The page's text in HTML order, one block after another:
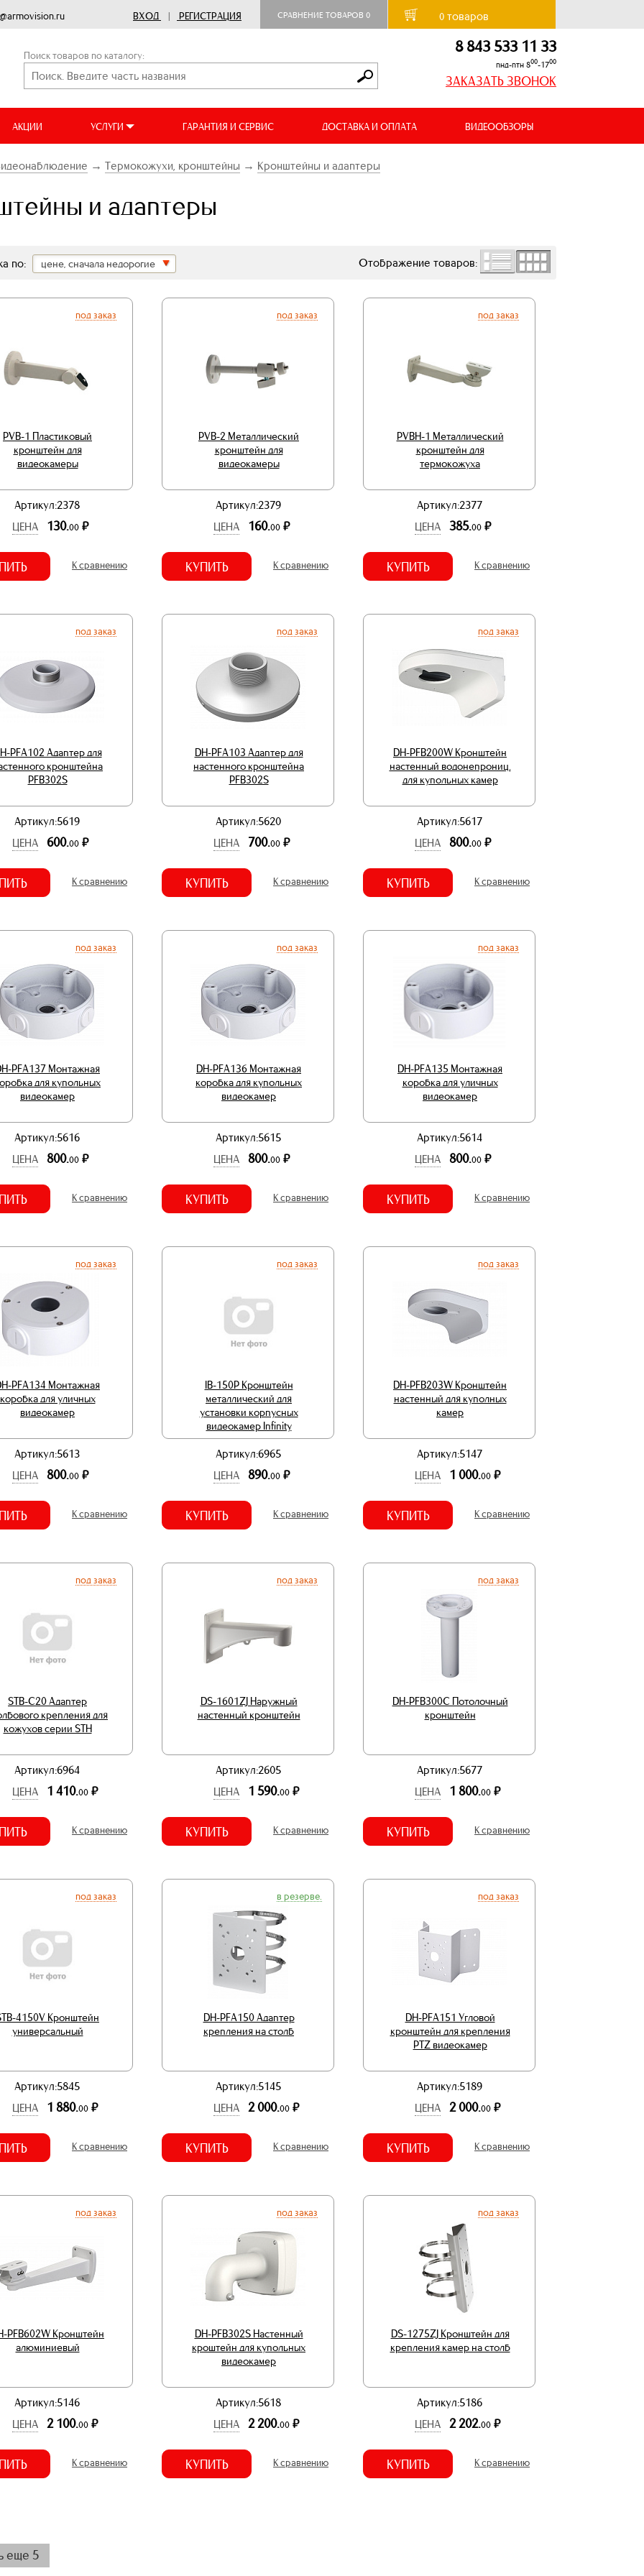
ВХОД | РЕГИСТРАЦИЯ СРАВНЕНИЕ ТОВАРОВ 0 0товаров
Поиск товаров по каталогу: 8 843 533 11 33
пнд-птн 800-1700
ЗАКАЗАТЬ ЗВОНОК
АКЦИИ УСЛУГИ ГАРАНТИЯ И СЕРВИС ДОСТАВКА И ОПЛАТА ВИДЕООБЗОРЫ
→ Термокожухи, кронштейны → Кронштейны и адаптеры
и адаптеры
Отображение товаров:
по: цене, сначала недорогие
под заказ
PVB-1 Пластиковый
кронштейн для
видеокамеры
Артикул:2378
ЦЕНА
130.00 р.
К сравнению
под заказ
PVB-2 Металлический
кронштейн для
видеокамеры
Артикул:2379
ЦЕНА
160.00 р.
КУПИТЬ К сравнению
под заказ
PVBH-1 Металлический
кронштейн для
термокожуха
Артикул:2377
ЦЕНА
385.00 р.
КУПИТЬ К сравнению
под заказ
PFA102 Адаптер для
кронштейна
PFB302S
Артикул:5619
ЦЕНА
600.00 р.
К сравнению
под заказ
DH-PFA103 Адаптер для
настенного кронштейна
PFB302S
Артикул:5620
ЦЕНА
700.00 р.
КУПИТЬ К сравнению
под заказ
DH-PFB200W Кронштейн
настенный водонепрониц.
для купольных камер
Артикул:5617
ЦЕНА
800.00 р.
КУПИТЬ К сравнению
под заказ
PFA137 Монтажная
для купольных
видеокамер
Артикул:5616
ЦЕНА
800.00 р.
К сравнению
под заказ
DH-PFA136 Монтажная
коробка для купольных
видеокамер
Артикул:5615
ЦЕНА
800.00 р.
КУПИТЬ К сравнению
под заказ
DH-PFA135 Монтажная
коробка для уличных
видеокамер
Артикул:5614
ЦЕНА
800.00 р.
КУПИТЬ К сравнению
под заказ
PFA134 Монтажная
коробка для уличных
видеокамер
Артикул:5613
ЦЕНА
800.00 р.
К сравнению
под заказ
IB-150P Кронштейн
металлический для
установки корпусных
видеокамер Infinity
Артикул:6965
ЦЕНА
890.00 р.
КУПИТЬ К сравнению
под заказ
DH-PFB203W Кронштейн
настенный для куполных
камер
Артикул:5147
ЦЕНА
1 000.00 р.
КУПИТЬ К сравнению
под заказ
STB-C20 Адаптер
крепления для
кожухов серии STH
Артикул:6964
ЦЕНА
1 410.00 р.
К сравнению
под заказ
DS-1601ZJ Наружный
настенный кронштейн
Артикул:2605
ЦЕНА
1 590.00 р.
КУПИТЬ К сравнению
под заказ
DH-PFB300C Потолочный
кронштейн
Артикул:5677
ЦЕНА
1 800.00 р.
КУПИТЬ К сравнению
под заказ
4150V Кронштейн
универсальный
Артикул:5845
ЦЕНА
1 880.00 р.
К сравнению
в резерве.
DH-PFA150 Адаптер
крепления на столб
Артикул:5145
ЦЕНА
2 000.00 р.
КУПИТЬ К сравнению
под заказ
DH-PFA151 Угловой
кронштейн для крепления
PTZ видеокамер
Артикул:5189
ЦЕНА
2 000.00 р.
КУПИТЬ К сравнению
под заказ
PFB602W Кронштейн
алюминиевый
Артикул:5146
ЦЕНА
2 100.00 р.
К сравнению
под заказ
DH-PFB302S Настенный
кроштейн для купольных
видеокамер
Артикул:5618
ЦЕНА
2 200.00 р.
КУПИТЬ К сравнению
под заказ
DS-1275ZJ Кронштейн для
крепления камер на столб
Артикул:5186
ЦЕНА
2 202.00 р.
КУПИТЬ К сравнению
еще 5